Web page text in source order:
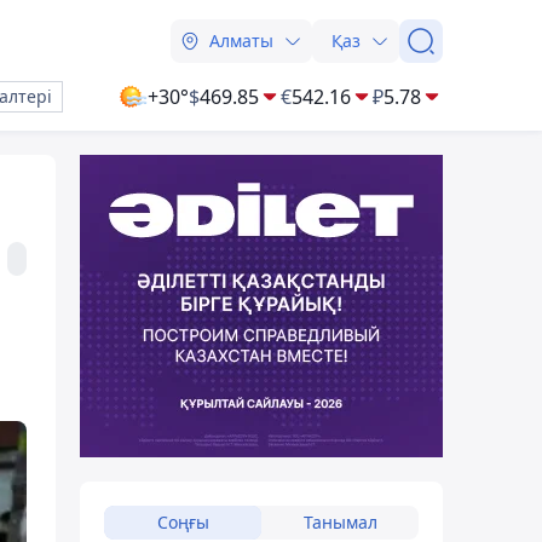
Алматы Қаз
+30°$469.85 €542.16 ₽5.78
Соңғы Танымал